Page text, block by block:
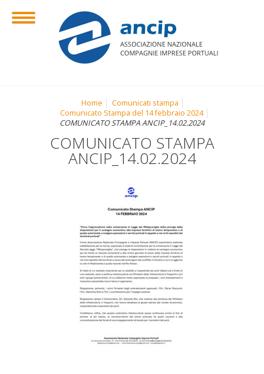
Home
Comunicati stampa
Comunicato Stampa del 14 febbraio 2024
COMUNICATO STAMPA ANCIP_14.02.2024
COMUNICATO STAMPA
ANCIP_14.02.2024